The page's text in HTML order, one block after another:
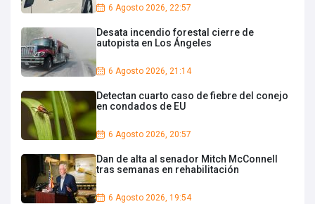
6 Agosto 2026, 22:57
Desata incendio forestal cierre de
autopista en Los Ángeles
6 Agosto 2026, 21:14
Detectan cuarto caso de fiebre del conejo
en condados de EU
6 Agosto 2026, 20:57
Dan de alta al senador Mitch McConnell
tras semanas en rehabilitación
6 Agosto 2026, 19:54